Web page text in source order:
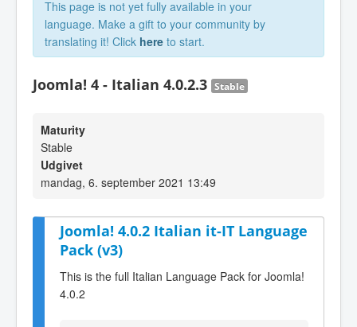
This page is not yet fully available in your
language. Make a gift to your community by
translating it! Click here to start.
Joomla! 4 - Italian 4.0.2.3 Stable
Maturity
Stable
Udgivet
mandag, 6. september 2021 13:49
Joomla! 4.0.2 Italian it-IT Language
Pack (v3)
This is the full Italian Language Pack for Joomla!
4.0.2